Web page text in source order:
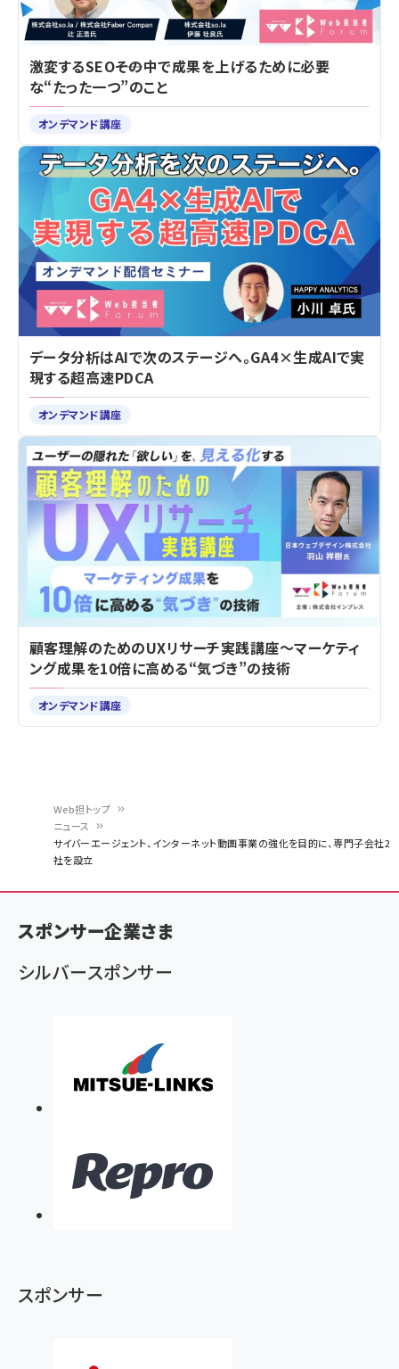
く
ず
Web担トップ
ニュース
サイバーエージェント、インターネット動画事業の強化を目的に、専門子会社2
社を設立
激変するSEO――その中で成果を上げるために必要
な“たった一つ”のこと
オンデマンド講座
データ分析はAIで次のステージへ。GA4×生成AIで実
現する超高速PDCA
オンデマンド講座
顧客理解のためのUXリサーチ実践講座～マーケティ
ング成果を10倍に高める“気づき”の技術
オンデマンド講座
スポンサー企業さま
シルバースポンサー
スポンサー